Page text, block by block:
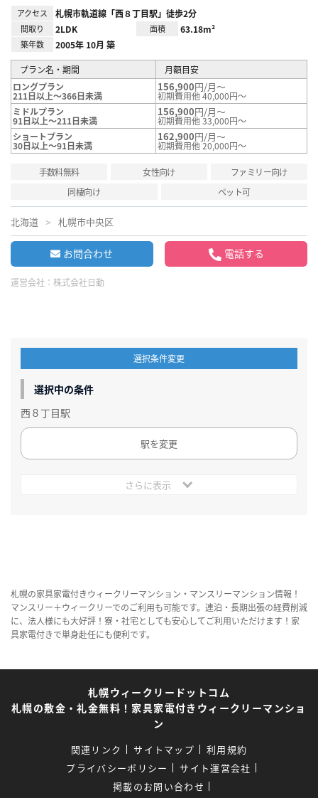
アクセス 札幌市軌道線「西８丁目駅」徒歩2分
間取り 2LDK 面積 63.18m²
築年数 2005年 10月 築
プラン名・期間
月額目安
ロングプラン
211日以上～366日未満
156,900円/月～
初期費用他 40,000円～
ミドルプラン
91日以上～211日未満
156,900円/月～
初期費用他 33,000円～
ショートプラン
30日以上～91日未満
162,900円/月～
初期費用他 20,000円～
手数料無料 女性向け
ファミリー向け
同棲向け
ペット可
北海道 札幌市中央区
お問合わせ 電話する
運営会社： 株式会社日動
選択条件変更
選択中の条件
西８丁目駅
駅を変更
さらに表示
札幌の家具家電付きウィークリーマンション・マンスリーマンション情報！
マンスリー＋ウィークリーでのご利用も可能です。連泊・長期出張の経費削減
に、法人様にも大好評！寮・社宅としても安心してご利用いただけます！家
具家電付きで単身赴任にも便利です。
札幌ウィークリードットコム
札幌の敷金・礼金無料！家具家電付きウィークリーマンショ
ン
関連リンク サイトマップ
利用規約
プライバシーポリシー
サイト運営会社
掲載のお問い合わせ